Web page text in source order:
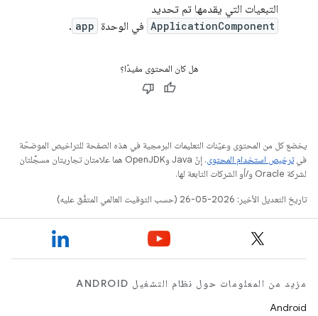
التبعيات التي يقدمها تم تحديد
ApplicationComponent في الوحدة app
.
هل كان المحتوى مفيدًا؟
يخضع كل من المحتوى وعيّنات التعليمات البرمجية في هذه الصفحة للتراخيص الموضحّة
فيترخيص استخدام المحتوى
. إنّ Java وOpenJDK هما علامتان تجاريتان مسجَّلتان
لشركة Oracle و/أو الشركات التابعة لها.
تاريخ التعديل الأخير: 2026-05-26 (حسب التوقيت العالمي المتفَّق عليه)
مزيد من المعلومات حول نظام التشغيل ANDROID
Android